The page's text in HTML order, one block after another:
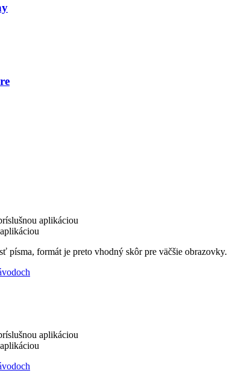
aplikáciou
písma, formát je preto vhodný skôr pre väčšie obrazovky.
aplikáciou